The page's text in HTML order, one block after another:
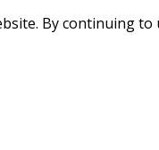
By continuing